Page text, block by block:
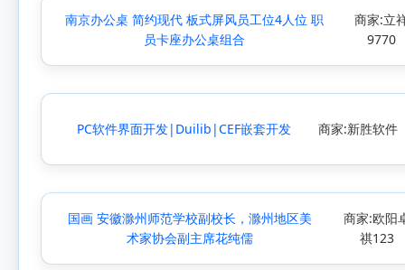
南京办公桌 简约现代 板式屏风员工位4人位 职
员卡座办公桌组合
商家:立
9770
PC软件界面开发|Duilib|CEF嵌套开发 商家:新胜软件
国画 安徽滁州师范学校副校长，滁州地区美
术家协会副主席花纯儒
商家:欧阳
祺123